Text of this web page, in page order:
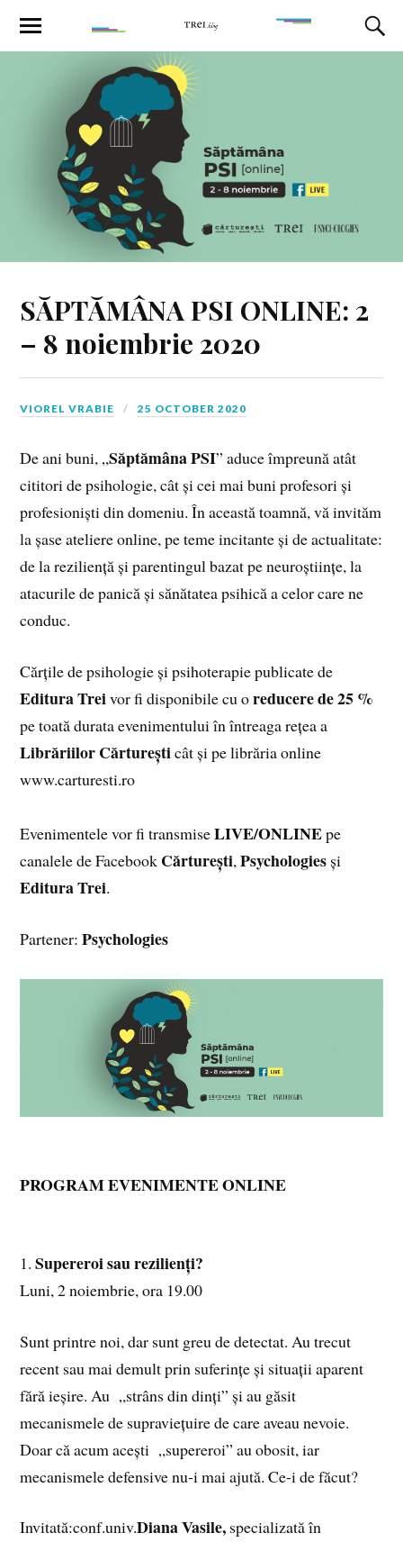
SĂPTĂMÂNA PSI ONLINE: 2
– 8 noiembrie 2020
VIOREL VRABIE 25 OCTOBER 2020
De ani buni, „Săptămâna PSI” aduce împreună atât
cititori de psihologie, cât și cei mai buni profesori și
profesioniști din domeniu. În această toamnă, vă invităm
la șase ateliere online, pe teme incitante și de actualitate:
de la reziliență și parentingul bazat pe neuroștiințe, la
atacurile de panică și sănătatea psihică a celor care ne
conduc.
Cărțile de psihologie și psihoterapie publicate de
Editura Treivor fi disponibile cu oreducere de 25 %
pe toată durata evenimentului în întreaga rețea a
Librăriilor Cărtureșticât și pe librăria online
www.carturesti.ro
Evenimentele vor fi transmiseLIVE/ONLINEpe
canalele de Facebook Cărturești,Psychologies și
Editura Trei.
Partener:Psychologies
PROGRAM EVENIMENTE ONLINE
1.Supereroi sau rezilienți?
Luni, 2 noiembrie, ora 19.00
Sunt printre noi, dar sunt greu de detectat. Au trecut
recent sau mai demult prin suferințe și situații aparent
fără ieșire. Au „strâns din dinți” și au găsit
mecanismele de supraviețuire de care aveau nevoie.
Doar că acum acești „supereroi” au obosit, iar
mecanismele defensive nu-i mai ajută. Ce-i de făcut?
Invitată:conf.univ.Diana Vasile, specializată în